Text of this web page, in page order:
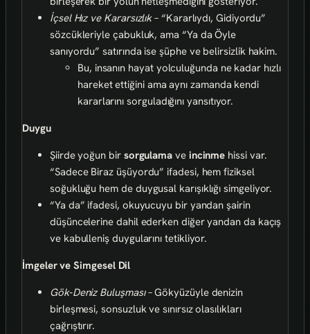
İçsel Hız ve Kararsızlık– “Kararlıydı, Gidiyordu”
sözcükleriyle çabukluk, ama “Ya da Öyle
sanıyordu” satırında ise şüphe ve belirsizlik hakim.
Bu, insanın hayat yolculuğunda ne kadar hızlı
hareket ettiğini ama aynı zamanda kendi
kararlarını sorguladığını yansıtıyor.
Duygu
Şiirde yoğun bir sorgulama ve incinme hissi var.
“Sadece Biraz üşüyordu” ifadesi, hem fiziksel
soğukluğu hem de duygusal karışıklığı simgeliyor.
“Ya da” ifadesi, okuyucuyu bir yandan şairin
düşüncelerine dahil ederken diğer yandan da kaçış
ve kabulleniş duygularını tetikliyor.
İmgeler ve Simgesel Dil
Gök‑Deniz Buluşması– Gökyüzüyle denizin
birleşmesi, sonsuzluk ve sınırsız olasılıkları
çağrıştırır.